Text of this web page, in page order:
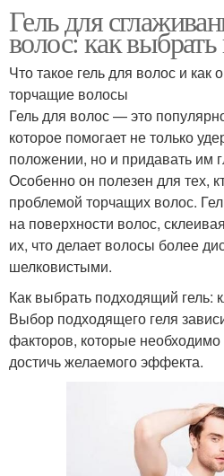
Гель для
волос: как
Что такое гель для волос и как
торчащие волосы
Гель для волос — это
которое помогает не только
положении, но и придавать им
Особенно он полезен для тех,
проблемой торчащих волос.
на поверхности волос,
их, что делает волосы более
шелковистыми.
Как выбрать подходящий
Выбор подходящего геля
факторов, которые необходимо
достичь желаемого эффекта.